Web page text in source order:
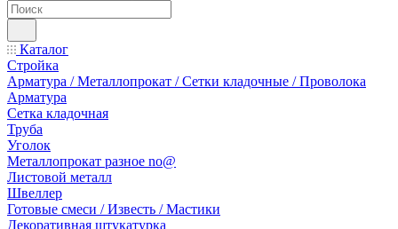
Каталог
Стройка
Арматура / Металлопрокат / Сетки кладочные / Проволока
Арматура
Сетка кладочная
Труба
Уголок
Металлопрокат разное no@
Листовой металл
Швеллер
Готовые смеси / Известь / Мастики
Декоративная штукатурка